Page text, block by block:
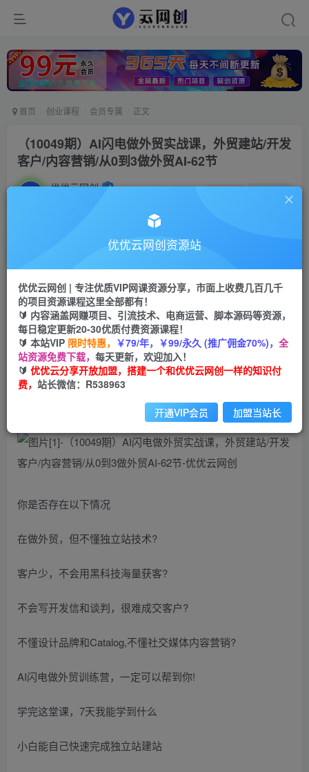
首页 创业课程 会员专属 正文
（10049期）AI闪电做外贸实战课，外贸建站/开发
客户/内容营销/从0到3做外贸AI-62节
优优云网创 私信
会员专属资源
会员免费
您暂无购买权限，请先开通会员
开通会员
你是否存在以下情况
在做外贸，但不懂独立站技术?
客户少，不会用黑科技海量获客?
不会写开发信和谈判，很难成交客户?
不懂设计品牌和Catalog,不懂社交媒体内容营销?
AI闪电做外贸训练营，一定可以帮到你!
学完这堂课，7天我能学到什么
小白能自己快速完成独立站建站
优优云网创资源站
优优云网创 | 专注优质VIP网课资源分享，市面上收费几百几千
的项目资源课程这里全部都有！
🔰 内容涵盖网赚项目、引流技术、电商运营、脚本源码等资源，
每日稳定更新20-30优质付费资源课程！
🔰 本站VIP 限时特惠， ￥79/年，￥99/永久 (推广佣金70%)， 全
站资源免费下载， 每天更新，欢迎加入！
🔰 优优云分享开放加盟，搭建一个和优优云网创一样的知识付
费， 站长微信：R538963
开通VIP会员 加盟当站长